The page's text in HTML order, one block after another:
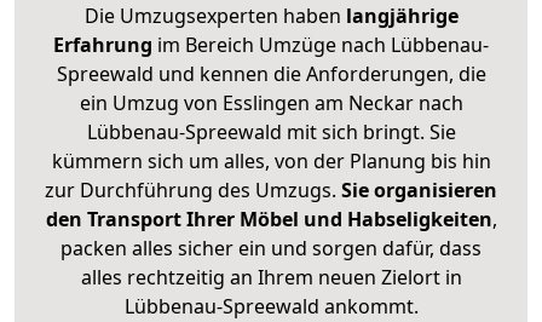
Die Umzugsexperten haben langjährige
Erfahrung im Bereich Umzüge nach Lübbenau-
Spreewald und kennen die Anforderungen, die
ein Umzug von Esslingen am Neckar nach
Lübbenau-Spreewald mit sich bringt. Sie
kümmern sich um alles, von der Planung bis hin
zur Durchführung des Umzugs. Sie organisieren
den Transport Ihrer Möbel und Habseligkeiten,
packen alles sicher ein und sorgen dafür, dass
alles rechtzeitig an Ihrem neuen Zielort in
Lübbenau-Spreewald ankommt.